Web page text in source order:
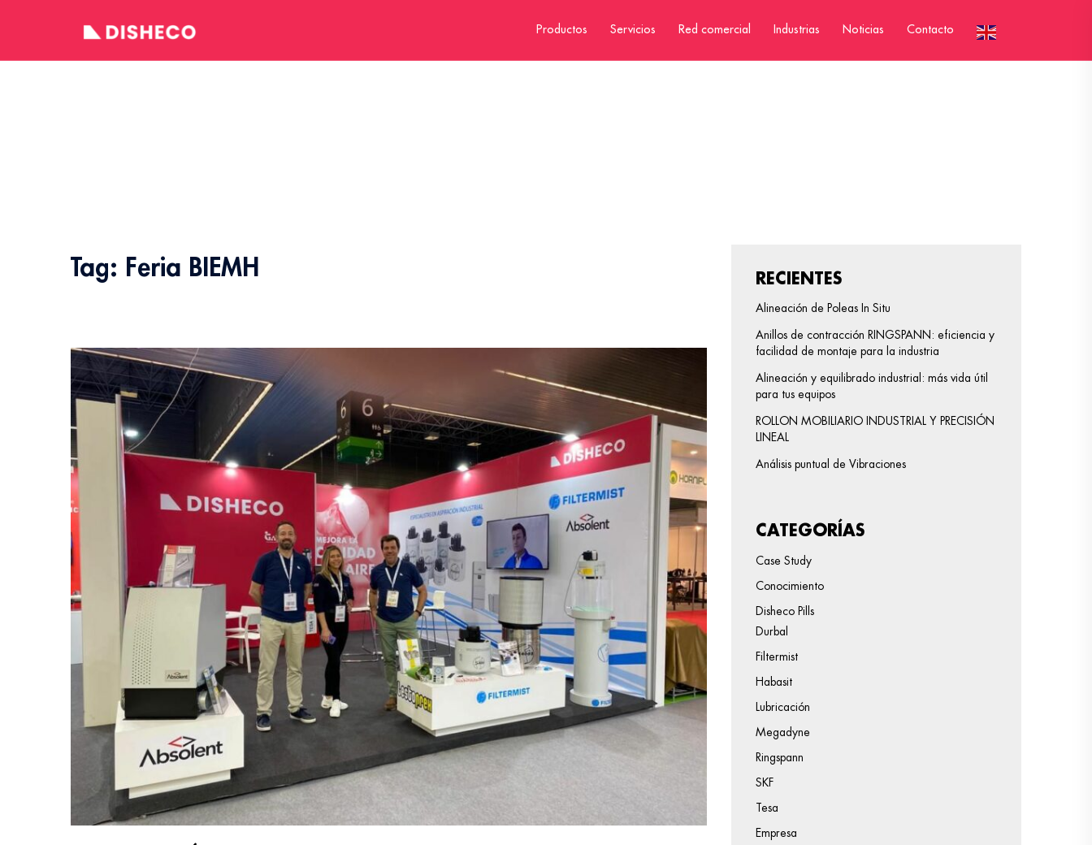
Productos Servicios Red comercial Industrias Noticias Contacto
Tag: Feria BIEMH RECIENTES
Alineación de Poleas In Situ
Anillos de contracción RINGSPANN: eficiencia y
facilidad de montaje para la industria
Alineación y equilibrado industrial: más vida útil
para tus equipos
ROLLON MOBILIARIO INDUSTRIAL Y PRECISIÓN
LINEAL
Análisis puntual de Vibraciones
CATEGORÍAS
Case Study
Conocimiento
Disheco Pills
Durbal
Filtermist
Habasit
Lubricación
Megadyne
Ringspann
SKF
Tesa
Empresa